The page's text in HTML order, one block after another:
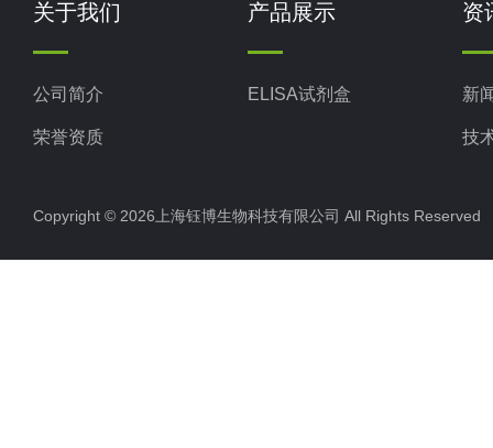
关于我们
公司简介
荣誉资质
产品展示
ELISA试剂盒
资
新
技
Copyright © 2026上海钰博生物科技有限公司 All Rights